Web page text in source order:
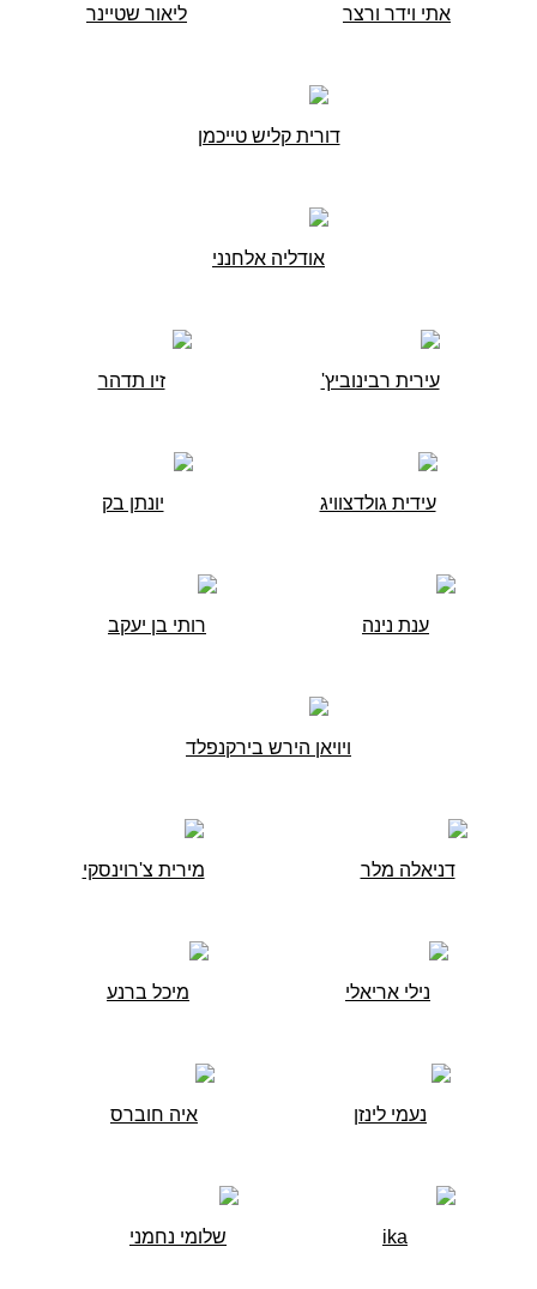
אתי וידר ורצר ליאור שטיינר
דורית קליש טייכמן
אודליה אלחנני
עירית רבינוביץ' זיו תדהר
עידית גולדצוויג יונתן בק
ענת נינה רותי בן יעקב
ויויאן הירש בירקנפלד
דניאלה מלר מירית צ'רוינסקי
נילי אריאלי מיכל ברנע
נעמי לינזן איה חוברס
ika שלומי נחמני